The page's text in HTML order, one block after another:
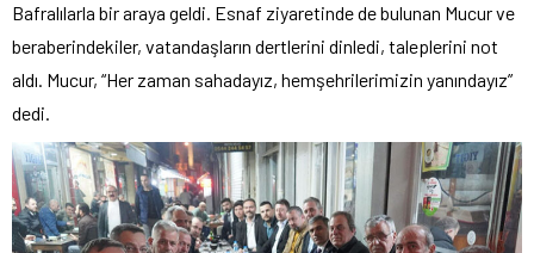
Bafralılarla bir araya geldi. Esnaf ziyaretinde de bulunan Mucur ve
beraberindekiler, vatandaşların dertlerini dinledi, taleplerini not
aldı. Mucur, “Her zaman sahadayız, hemşehrilerimizin yanındayız”
dedi.